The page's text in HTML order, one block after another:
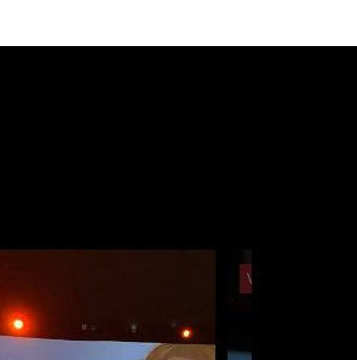
Vídeos